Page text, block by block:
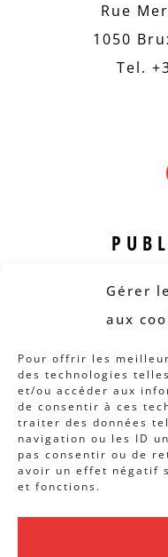
Gérer
aux
Pour offrir les
des technologies
et/ou accéder aux
de consentir à ces
traiter des données
navigation ou les ID
pas consentir ou de
avoir un effet négatif
et fonctions.
Rue
1050
Tel.
Revue B.I.S.
Rapports et
Articles
Actions
Concertation
Archives